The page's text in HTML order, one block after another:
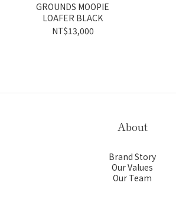
GROUNDS MOOPIE
LOAFER BLACK
NT$13,000
About
Brand Story
Our Values
Our Team